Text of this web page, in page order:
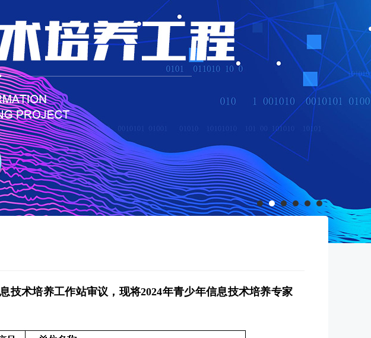
技术培养工作站审议，现将2024年青少年信息技术培养专家